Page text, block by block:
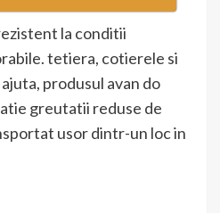
la conditii
tetiera, cotierele si
produsul avan do
greutatii reduse de
usor dintr-un loc in